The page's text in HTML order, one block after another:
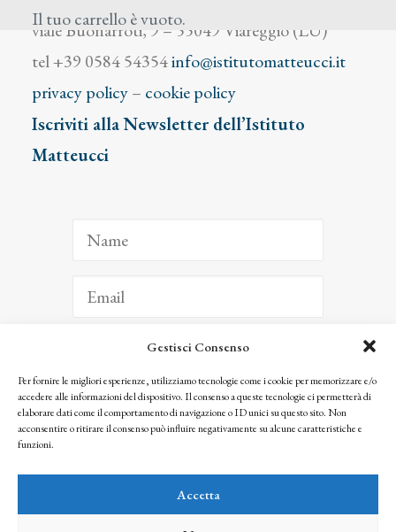
Gestisci Consenso
Per fornire le migliori esperienze, utilizziamo tecnologie come i cookie per memorizzare e/o
accedere alle informazioni del dispositivo. Il consenso a queste tecnologie ci permetterà di
elaborare dati come il comportamento di navigazione o ID unici su questo sito. Non
acconsentire o ritirare il consenso può influire negativamente su alcune caratteristiche e
funzioni.
Accetta
Il tuo carrello è vuoto.
viale Buonarroti, 9 – 55049 Viareggio (LU)
tel +39 0584 54354info@istitutomatteucci.it
privacy policy– cookie policy
Iscriviti alla Newsletter dell’Istituto
Matteucci
ISCRIVITI
Facendo clic per iscriverti, riconosci che le tue informazioni saranno trattate
seguendo la nostra Privacy Policy
© 2025 Istituto Matteucci. All right reserved
l’autorizzazione scritta dei proprietari dei diritti e dell’Istituto Matteucci